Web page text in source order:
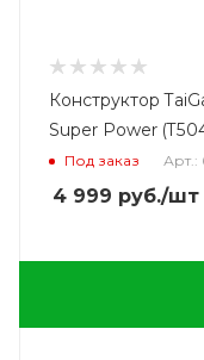
Конструктор
Super Power
Под заказ Арт.:
4 999 руб./шт